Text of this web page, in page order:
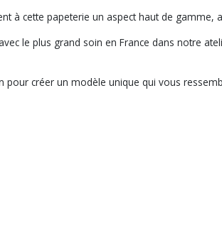
à cette papeterie un aspect haut de gamme,
le plus grand soin en France dans notre
créer un modèle unique qui vous